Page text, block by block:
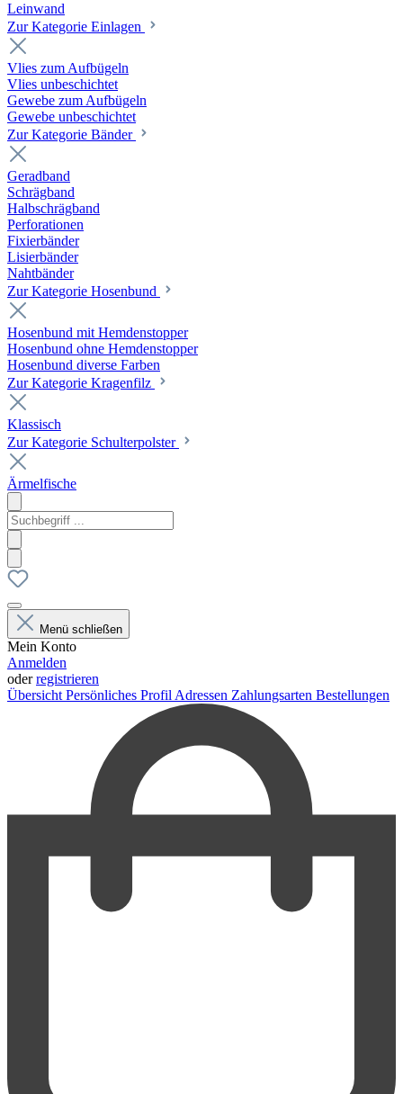
Leinwand
Zur Kategorie Einlagen
Vlies zum Aufbügeln
Vlies unbeschichtet
Gewebe zum Aufbügeln
Gewebe unbeschichtet
Zur Kategorie Bänder
Geradband
Schrägband
Halbschrägband
Perforationen
Fixierbänder
Lisierbänder
Nahtbänder
Zur Kategorie Hosenbund
Hosenbund mit Hemdenstopper
Hosenbund ohne Hemdenstopper
Hosenbund diverse Farben
Zur Kategorie Kragenfilz
Klassisch
Zur Kategorie Schulterpolster
Ärmelfische
Menü schließen
Mein Konto
Anmelden
oderregistrieren
Übersicht Persönliches Profil Adressen Zahlungsarten Bestellungen